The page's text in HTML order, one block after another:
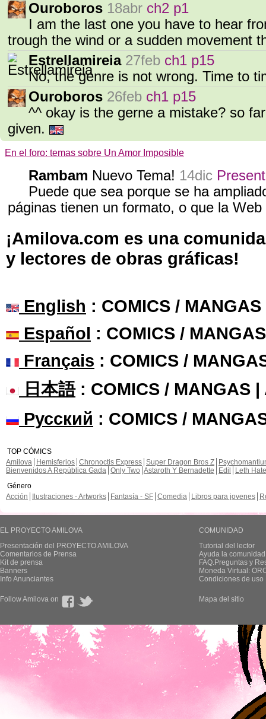
Ouroboros 18abr ch2 p1
I am the last one you have to hear
trough the wind or a sudden movement
Estrellamireia 27feb ch1 p15
No, the genre is not wrong. Time to
Ouroboros 26feb ch1 p15
^^ okay is the gerne a mistake? so
given.
En el foro: temas sobre Un Amor Imposible
Rambam Nuevo Tema! 14dic
Puede que sea porque se ha
páginas tienen un formato, o que la
¡Amilova.com es una
y lectores de obras gráficas!
English : COMICS /
Español : COMICS /
Français : COMICS /
日本語: COMICS / MANGAS |
Русский : COMICS /
TOP CÓMICS
Amilova
Hemisferios Chronoctis Express Super Dragon Bros Z
Bienvenidos A República Gada Only Two Astaroth Y Bernadette Edil
Leth Hate
Género
Acción
Ilustraciones - Artworks Fantasía - SF Comedia Libros para jovenes
EL PROYECTO AMILOVA
Presentación del PROYECTO AMILOVA
Comentarios de Prensa
Kit de prensa
Banners
Info Anunciantes
COMUNIDAD
Tutorial del lector
Ayuda la
FAQ.Preguntas y
Moneda Virtual:
Condiciones de uso
Follow Amilova on Mapa del sitio